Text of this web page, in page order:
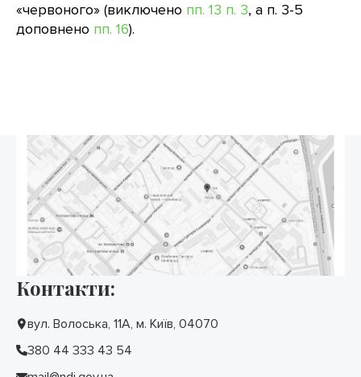
«червоного» (виключено пп. 13 п. 3, а п. 3-5
доповнено пп. 16).
Контакти:
вул. Волоська, 11А, м. Київ, 04070
380 44 333 43 54